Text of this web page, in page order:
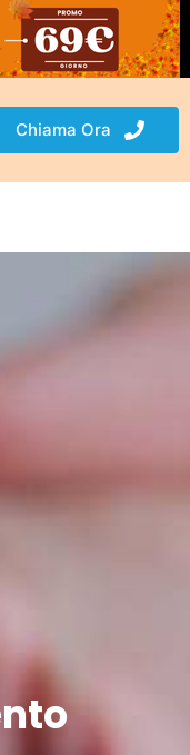
Chiama Ora